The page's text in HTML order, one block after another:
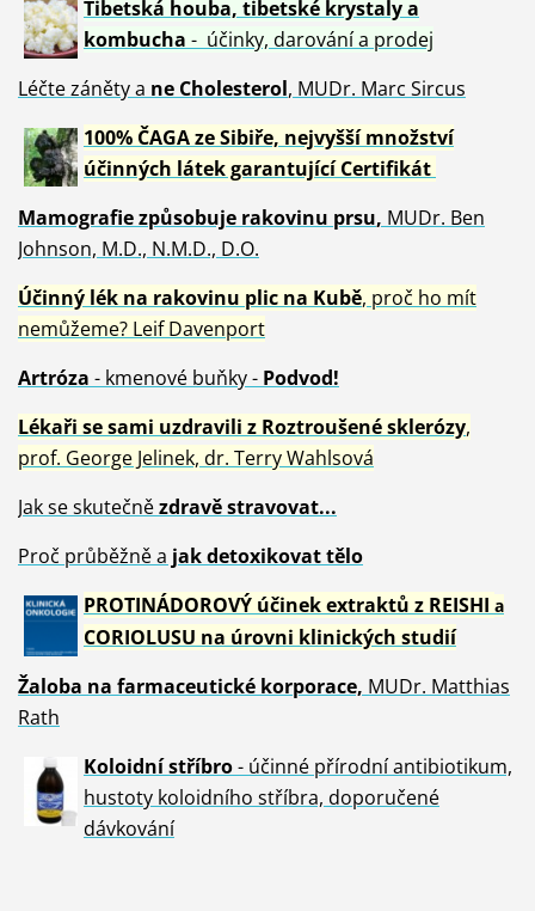
Tibetská houba, tibetské krystalya
kombucha - účinky, darování a prodej
Léčte záněty a ne Cholesterol, MUDr. Marc Sircus
100% ČAGA ze Sibiře, nejvyšší množství
účinných látek garantující Certifikát
Mamografie způsobuje rakovinu prsu, MUDr. Ben
Johnson, M.D., N.M.D., D.O.
Účinný lék na rakovinu plic na Kubě, proč ho mít
nemůžeme? Leif Davenport
Artróza - kmenové buňky - Podvod!
Lékaři se sami uzdravili z Roztroušené sklerózy,
prof. George Jelinek, dr. Terry Wahlsová
Jak se skutečnězdravěstravovat...
Proč průběžně a jak detoxikovat tělo
PROTINÁDOROVÝ účinek extraktů z REISHI a
CORIOLUSU na úrovni klinických studií
Žaloba na farmaceutické korporace, MUDr. Matthias
Rath
Koloidní stříbro- účinné přírodní antibiotikum,
hustoty koloidního stříbra, doporučené
dávkování